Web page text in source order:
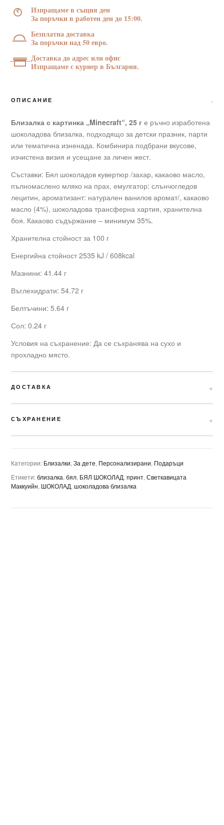
Изпращаме в същия ден
За поръчки в работен ден до 15:00.
Безплатна доставка
За поръчки над 50 евро.
Доставка до адрес или офис
Изпращаме с куриер в България.
ОПИСАНИЕ
Близалка с картинка „Minecraft“, 25 г е ръчно изработена
шоколадова близалка, подходящо за детски празник, парти
или тематична изненада. Комбинира подбрани вкусове,
изчистена визия и усещане за личен жест.
Съставки: Бял шоколадов кувертюр /захар, какаово масло,
пълномаслено мляко на прах, емулгатор: слънчогледов
лецитин, ароматизант: натурален ванилов аромат/, какаово
масло (4%), шоколадова трансферна хартия, хранителна
боя. Какаово съдържание – минимум 35%.
Хранителна стойност за 100 г
Енергийна стойност 2535 kJ / 608kcal
Мазнини: 41.44 г
Въглехидрати: 54.72 г
Белтъчини: 5.64 г
Сол: 0.24 г
Условия на съхранение: Да се съхранява на сухо и
прохладно място.
ДОСТАВКА
СЪХРАНЕНИЕ
Категории: Близалки, За дете, Персонализирани, Подаръци
Етикети:близалка, бял, БЯЛ ШОКОЛАД, принт, Светкавицата
Маккуийн, ШОКОЛАД, шоколадова близалка